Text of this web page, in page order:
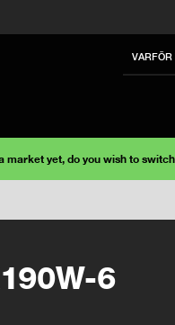
market yet, do you wish to
6